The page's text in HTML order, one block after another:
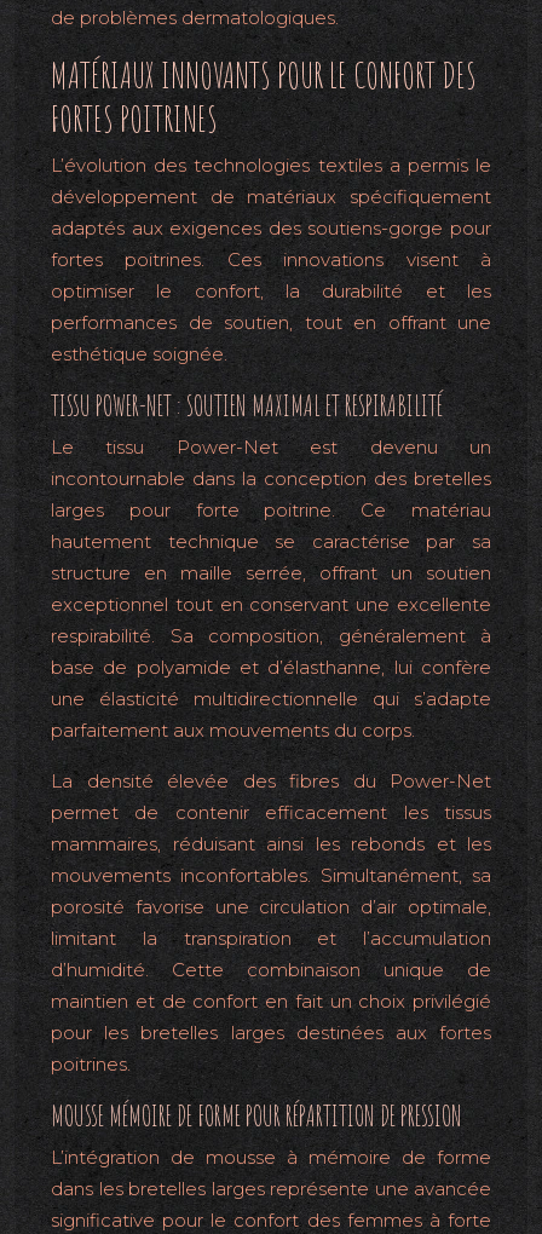
de problèmes dermatologiques.
MATÉRIAUX INNOVANTS POUR LE CONFORT DES
FORTES POITRINES
L’évolution des technologies textiles a permis le
développement de matériaux spécifiquement
adaptés aux exigences des soutiens-gorge pour
fortes poitrines. Ces innovations visent à
optimiser le confort, la durabilité et les
performances de soutien, tout en offrant une
esthétique soignée.
TISSU POWER-NET : SOUTIEN MAXIMAL ET RESPIRABILITÉ
Le tissu Power-Net est devenu un
incontournable dans la conception des bretelles
larges pour forte poitrine. Ce matériau
hautement technique se caractérise par sa
structure en maille serrée, offrant un soutien
exceptionnel tout en conservant une excellente
respirabilité. Sa composition, généralement à
base de polyamide et d’élasthanne, lui confère
une élasticité multidirectionnelle qui s’adapte
parfaitement aux mouvements du corps.
La densité élevée des fibres du Power-Net
permet de contenir efficacement les tissus
mammaires, réduisant ainsi les rebonds et les
mouvements inconfortables. Simultanément, sa
porosité favorise une circulation d’air optimale,
limitant la transpiration et l’accumulation
d’humidité. Cette combinaison unique de
maintien et de confort en fait un choix privilégié
pour les bretelles larges destinées aux fortes
poitrines.
MOUSSE MÉMOIRE DE FORME POUR RÉPARTITION DE PRESSION
L’intégration de mousse à mémoire de forme
dans les bretelles larges représente une avancée
significative pour le confort des femmes à forte